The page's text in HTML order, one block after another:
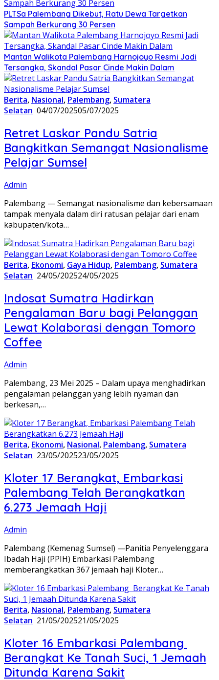
PLTSa Palembang Dikebut, Ratu Dewa Targetkan
Sampah Berkurang 30 Persen
Mantan Walikota Palembang Harnojoyo Resmi Jadi
Tersangka, Skandal Pasar Cinde Makin Dalam
Berita, Nasional, Palembang, Sumatera
Selatan 04/07/202505/07/2025
Retret Laskar Pandu Satria
Bangkitkan Semangat Nasionalisme
Pelajar Sumsel
Admin
Palembang — Semangat nasionalisme dan kebersamaan
tampak menyala dalam diri ratusan pelajar dari enam
kabupaten/kota…
Berita, Ekonomi, Gaya Hidup, Palembang, Sumatera
Selatan 24/05/202524/05/2025
Indosat Sumatra Hadirkan
Pengalaman Baru bagi Pelanggan
Lewat Kolaborasi dengan Tomoro
Coffee
Admin
Palembang, 23 Mei 2025 – Dalam upaya menghadirkan
pengalaman pelanggan yang lebih nyaman dan
berkesan,…
Berita, Ekonomi, Nasional, Palembang, Sumatera
Selatan 23/05/202523/05/2025
Kloter 17 Berangkat, Embarkasi
Palembang Telah Berangkatkan
6.273 Jemaah Haji
Admin
Palembang (Kemenag Sumsel) —Panitia Penyelenggara
Ibadah Haji (PPIH) Embarkasi Palembang
memberangkatkan 367 jemaah haji Kloter…
Berita, Nasional, Palembang, Sumatera
Selatan 21/05/202521/05/2025
Kloter 16 Embarkasi Palembang
Berangkat Ke Tanah Suci, 1 Jemaah
Ditunda Karena Sakit